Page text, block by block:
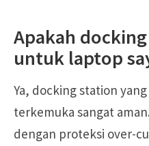
Apakah
untuk laptop
Ya, docking station
terkemuka sangat
dengan proteksi over-